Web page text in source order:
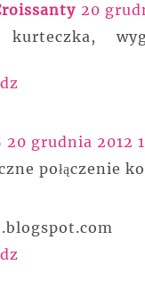
20
kurteczka,
20 grudnia 2012
połączenie